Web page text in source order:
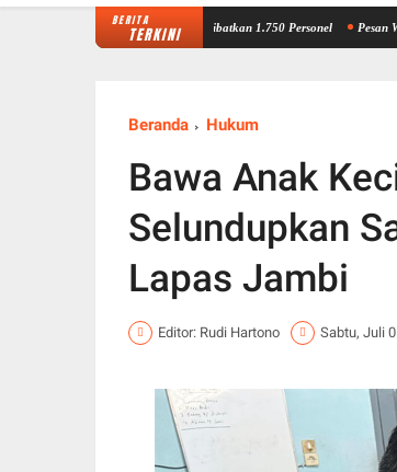
BERITA
TERKINI
Merdeka Run 2026, Libatkan 1.750 Personel Pesan Wagub
Beranda Hukum
Bawa Anak
Selundupkan
Lapas Jambi
Editor: Rudi Hartono Sabtu, Juli